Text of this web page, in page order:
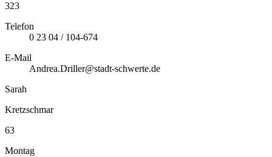
323
Telefon
0 23 04 / 104-674
E-Mail
Andrea.Driller@stadt-schwerte.de
Sarah
Kretzschmar
63
Montag